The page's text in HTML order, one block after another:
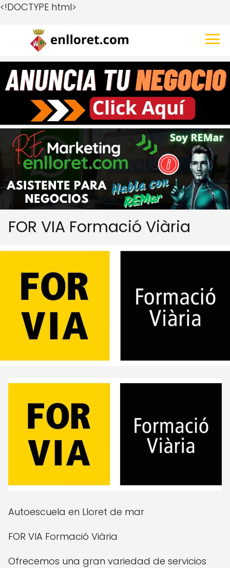
<!DOCTYPE html>
FOR VIA Formació Viària
Autoescuela en Lloret de mar
FOR VIA Formació Viària
Ofrecemos una gran variedad de servicios